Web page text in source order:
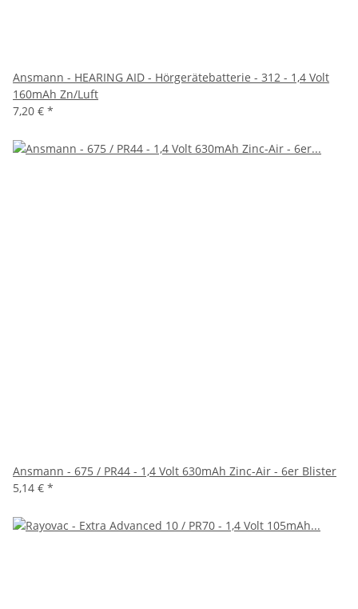
Ansmann - HEARING AID - Hörgerätebatterie - 312 - 1,4 Volt
160mAh Zn/Luft
7,20 € *
Ansmann - 675 / PR44 - 1,4 Volt 630mAh Zinc-Air - 6er Blister
5,14 € *